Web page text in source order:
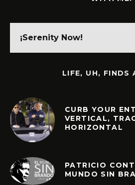
LIFE, UH, FINDS
CURB YOUR
VERTICAL,
HORIZONTAL
PATRICIO
MUNDO SIN